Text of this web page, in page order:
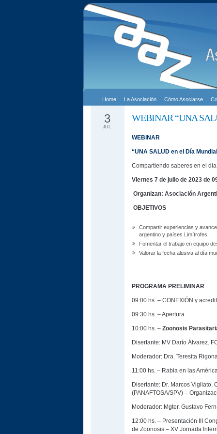
Home La Asociación Cómo Asociarse
WEBINAR “UNA
3
JUL
WEBINAR
“UNA SALUD en el Día
Compartiendo saberes en el
Viernes 7 de julio de 2023 de
Organizan: Asociación
OBJETIVOS
Compartir experiencias y
argentino y países Limítrofes
Fomentar el trabajo en equipo
Valorar la fecha alusiva al día
PROGRAMA PRELIMINAR
09:00 hs. – CONEXIÓN y
09:30 hs. – Apertura
10:00 hs. – Zoonosis
Disertante: MV Darío Álvarez.
Moderador: Dra. Teresita
11:00 hs. – Rabia en las
Disertante: Dr. Marcos Vigilato,
(PANAFTOSA/SPV) –
Moderador: Mgter. Gustavo
12:00 hs. – Presentación III
de Zoonosis – XV Jornada